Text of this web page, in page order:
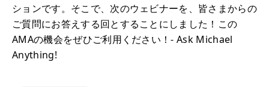
ションです。そこで、次のウェビナーを、皆さまからの
ご質問にお答えする回とすることにしました！この
AMAの機会をぜひご利用ください！- Ask Michael
Anything!